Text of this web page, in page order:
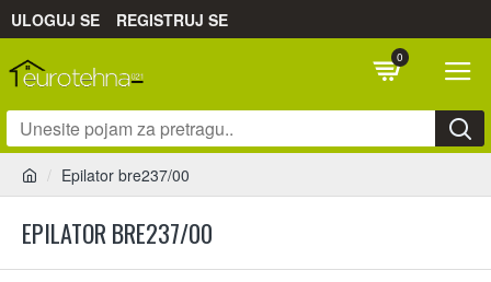
ULOGUJ SE REGISTRUJ SE
0
Epilator bre237/00
EPILATOR BRE237/00